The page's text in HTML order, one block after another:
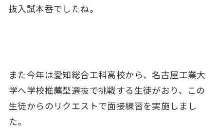
抜入試本番でしたね。
また今年は愛知総合工科高校から、名古屋工業大
学へ学校推薦型選抜で挑戦する生徒がおり、この
生徒からのリクエストで面接練習を実施しまし
た。